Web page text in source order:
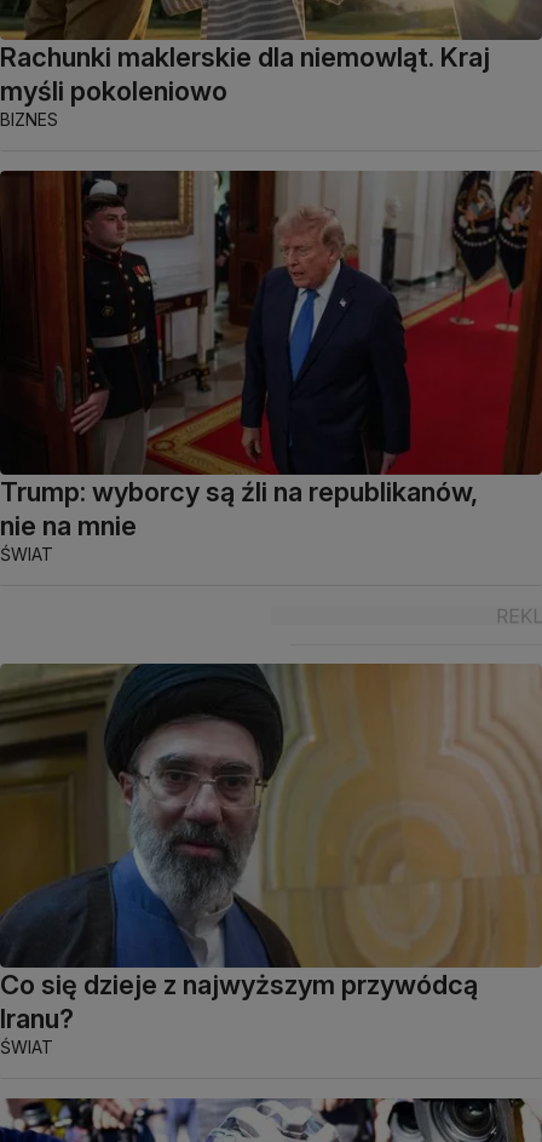
Rachunki maklerskie dla niemowląt. Kraj
myśli pokoleniowo
BIZNES
Trump: wyborcy są źli na republikanów,
nie na mnie
ŚWIAT
Co się dzieje z najwyższym przywódcą
Iranu?
ŚWIAT